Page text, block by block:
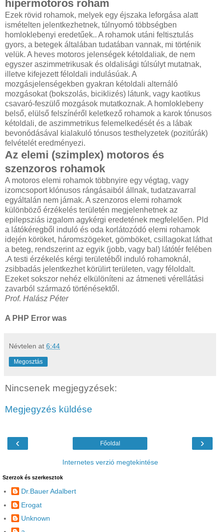
hipermotoros roham
Ezek rövid rohamok, melyek egy éjszaka leforgása alatt
ismételten jelentkezhetnek, túlnyomó többségben
homloklebenyi eredetűek.. A rohamok utáni feltisztulás
gyors, a betegek általában tudatában vannak, mi történik
velük. A heves motoros jelenségek kétoldaliak, de nem
egyszer aszimmetrikusak és oldalisági túlsúlyt mutatnak,
illetve kifejezett féloldali indulásúak. A
mozgásjelenségekben gyakran kétoldali alternáló
mozgásokat (bokszolás, biciklizés) látunk, vagy kaotikus
csavaró-feszülő mozgások mutatkoznak. A homloklebeny
belső, elülső felszínéről keletkező rohamok a karok tónusos
kétoldali, de aszimmetrikus felemelkedését és a lábak
bevonódásával kialakuló tónusos testhelyzetek (pozitúrák)
felvételét eredményezi.
Az elemi (szimplex) motoros és
szenzoros rohamok
A motoros elemi rohamok többnyire egy végtag, vagy
izomcsoport klónusos rángásaiból állnak, tudatzavarral
egyáltalán nem járnak. A szenzoros elemi rohamok
különböző érzékelés területén megjelenhetnek az
epilepsziás izgalom agykérgi eredetének megfelelően. Pld
a látókéregből induló és oda korlátozódó elemi rohamok
idején köröket, háromszögeket, gömböket, csillagokat láthat
a beteg, rendszerint az egyik (jobb, vagy bal) látótér felében
.A testi érzékelés kérgi területéből induló rohamoknál,
zsibbadás jelentkezhet körülirt területen, vagy féloldalt.
Ezeket sokszor nehéz elkülöníteni az átmeneti vérellátási
zavarból származó történésektől.
Prof. Halász Péter
A PHP Error was
Névtelen at 6:44
Megosztás
Nincsenek megjegyzések:
Megjegyzés küldése
‹ ›
Főoldal
Internetes verzió megtekintése
Szerzok és szerkesztok
Dr.Bauer Adalbert
Erogat
Unknown